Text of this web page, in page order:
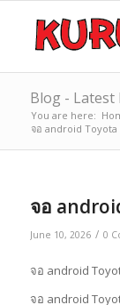
Blog - Latest
You are here:
จอ android Toyota
จอ
June 10, 2026 / 0
จอ android
จอ android